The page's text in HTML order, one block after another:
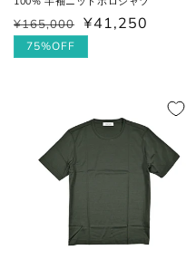
通
常
¥165,000
セ
ー
¥41,250
75%OFFネクタイ
大剣と
大剣の剣
シューズ